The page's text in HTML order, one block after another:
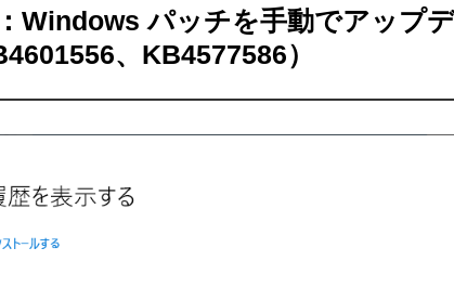
Windows パッチを手動でアップ
、KB4577586）